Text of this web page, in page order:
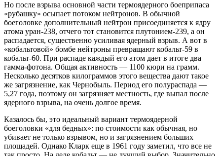
Но после взрыва основной части термоядерного боеприпаса
«рубашку» осыпает потоком нейтронов. В обычной
боеголовке дополнительный нейтрон присоединяется к ядру
атома уран-238, отчего тот становится плутонием-239, а он
распадается, существенно усиливая ядерный взрыв. А вот в
«кобальтовой» бомбе нейтроны превращают кобальт-59 в
кобальт-60. При распаде каждый его атом дает в итоге два
гамма-фотона. Общая активность — 1100 кюри на грамм.
Несколько десятков килограммов этого вещества дают такое
же загрязнение, как Чернобыль. Период его полураспада —
5,27 года, поэтому он загрязняет местность, где выпал после
ядерного взрыва, на очень долгое время.
Казалось бы, это идеальный вариант термоядерной
боеголовки «для бедных»: по стоимости как обычная, но
убивает не только взрывом, но и загрязнением больших
площадей. Однако Кларк еще в 1961 году заметил, что все не